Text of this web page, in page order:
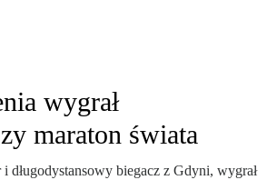
wygrał
maraton świata
długodystansowy biegacz z Gdyni, wygrał